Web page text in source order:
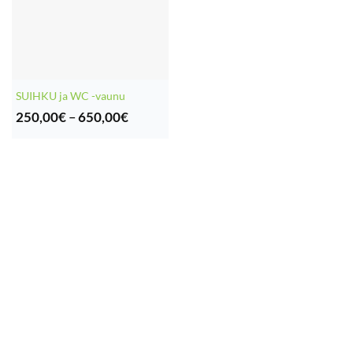
SUIHKU ja WC -vaunu
250,00€ –650,00€Hintaluokka: